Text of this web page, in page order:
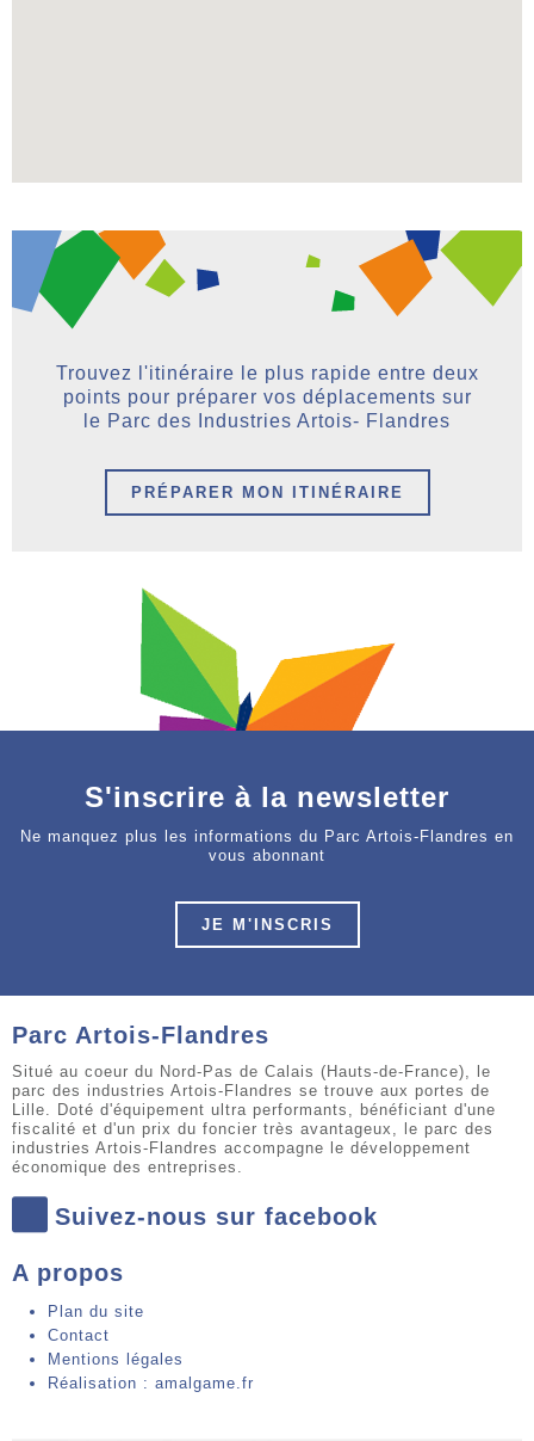
Trouvez l'itinéraire le plus rapide entre deux
points pour préparer vos déplacements sur
le Parc des Industries Artois- Flandres
PRÉPARER MON ITINÉRAIRE
S'inscrire à la newsletter
Ne manquez plus les informations du Parc Artois-Flandres en
vous abonnant
JE M'INSCRIS
Parc Artois-Flandres
Situé au coeur du Nord-Pas de Calais (Hauts-de-France), le
parc des industries Artois-Flandres se trouve aux portes de
Lille. Doté d'équipement ultra performants, bénéficiant d'une
fiscalité et d'un prix du foncier très avantageux, le parc des
industries Artois-Flandres accompagne le développement
économique des entreprises.
Suivez-nous sur facebook
A propos
Plan du site
Contact
Mentions légales
Réalisation : amalgame.fr